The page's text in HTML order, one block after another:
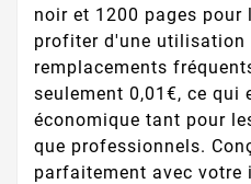
noir et 1200 pages pour
profiter d'une utilisation
remplacements
seulement 0,01€, ce qui
économique tant pour
que professionnels.
parfaitement avec votre